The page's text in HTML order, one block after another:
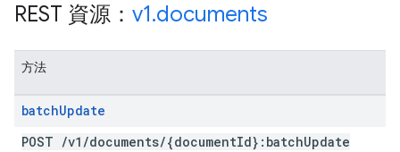
REST 資源： v1.documents
方法
batchUpdate
POST /v1 /documents/{documentId}:batchUpdate